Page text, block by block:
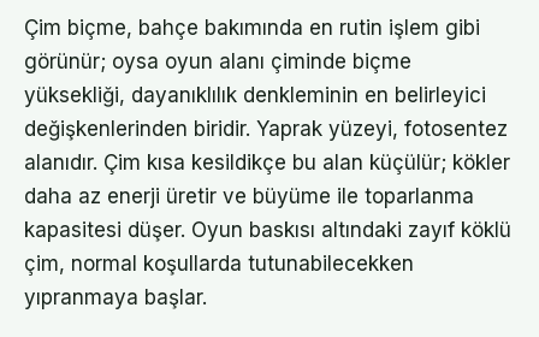
Çim biçme, bahçe bakımında en rutin işlem gibi
görünür; oysa oyun alanı çiminde biçme
yüksekliği, dayanıklılık denkleminin en belirleyici
değişkenlerinden biridir. Yaprak yüzeyi, fotosentez
alanıdır. Çim kısa kesildikçe bu alan küçülür; kökler
daha az enerji üretir ve büyüme ile toparlanma
kapasitesi düşer. Oyun baskısı altındaki zayıf köklü
çim, normal koşullarda tutunabilecekken
yıpranmaya başlar.